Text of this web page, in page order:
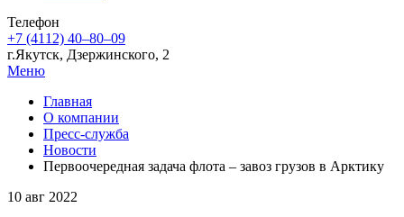
Телефон
+7 (4112) 40‒80‒09
г.Якутск, Дзержинского, 2
Меню
Главная
О компании
Пресс-служба
Новости
Первоочередная задача флота – завоз грузов в Арктику
10 авг 2022